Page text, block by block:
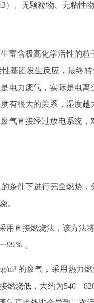
）、无颗粒物、无粘性
富含极高化学活性的
基团发生反应，最终
电力废气，实际是电
有很大的关系，湿度越
气直接经过放电系统
条件下进行完全燃烧
。
用直接燃烧法，该方法
％ 。
m³ 的废气，采用热力
燃烧低，大约为